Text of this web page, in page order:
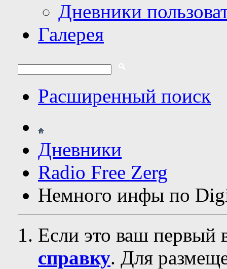
Дневники
Галерея
Расширенный поиск
Дневники
Radio Free Zerg
Немного инфы по
Если это ваш первый
справку. Для